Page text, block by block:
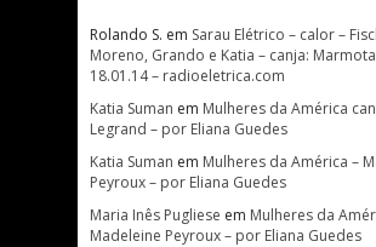
Rolando S. em Sarau Elétrico – calor –
Moreno, Grando e Katia – canja: Marmota
18.01.14 – radioeletrica.com
Katia Suman em Mulheres da América
Legrand – por Eliana Guedes
Katia Suman em Mulheres da América –
Peyroux – por Eliana Guedes
Maria Inês Pugliese em Mulheres da
Madeleine Peyroux – por Eliana Guedes